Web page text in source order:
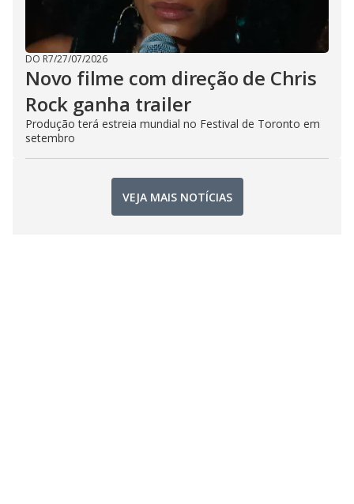
DO R7/27/07/2026
Novo filme com direção de Chris
Rock ganha trailer
Produção terá estreia mundial no Festival de Toronto em
setembro
VEJA MAIS NOTÍCIAS